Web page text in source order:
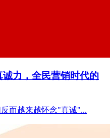
力，全民营销时代的
而越来越怀念"真诚"...